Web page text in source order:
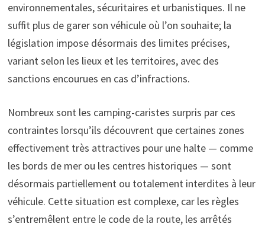
environnementales, sécuritaires et urbanistiques. Il ne
suffit plus de garer son véhicule où l’on souhaite; la
législation impose désormais des limites précises,
variant selon les lieux et les territoires, avec des
sanctions encourues en cas d’infractions.
Nombreux sont les camping-caristes surpris par ces
contraintes lorsqu’ils découvrent que certaines zones
effectivement très attractives pour une halte — comme
les bords de mer ou les centres historiques — sont
désormais partiellement ou totalement interdites à leur
véhicule. Cette situation est complexe, car les règles
s’entremêlent entre le code de la route, les arrêtés